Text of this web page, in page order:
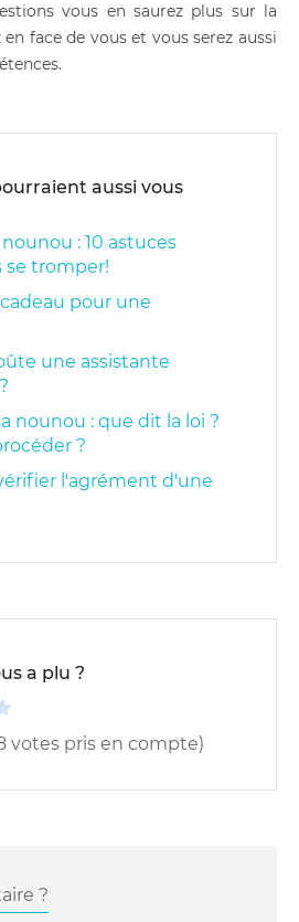
vous en saurez plus sur la
face de vous et vous serez aussi
aussi vous
: 10 astuces
se tromper!
pour une
une assistante
nounou : que dit la loi ?
?
l'agrément d'une
a plu ?
votes pris en compte)
?